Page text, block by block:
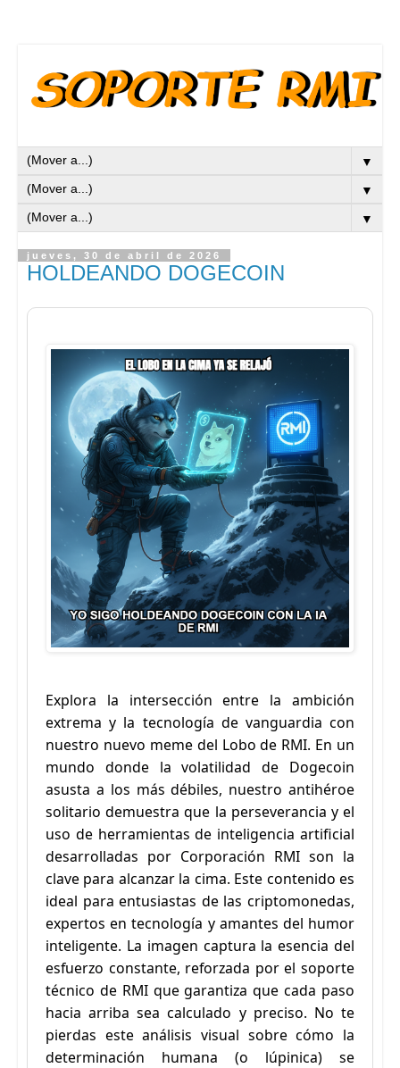
▼
▼
▼
jueves, 30 de abril de 2026
HOLDEANDO DOGECOIN
Explora la intersección entre la ambición
extrema y la tecnología de vanguardia con
nuestro nuevo meme del Lobo de RMI. En un
mundo donde la volatilidad de Dogecoin
asusta a los más débiles, nuestro antihéroe
solitario demuestra que la perseverancia y el
uso de herramientas de inteligencia artificial
desarrolladas por Corporación RMI son la
clave para alcanzar la cima. Este contenido es
ideal para entusiastas de las criptomonedas,
expertos en tecnología y amantes del humor
inteligente. La imagen captura la esencia del
esfuerzo constante, reforzada por el soporte
técnico de RMI que garantiza que cada paso
hacia arriba sea calculado y preciso. No te
pierdas este análisis visual sobre cómo la
determinación humana (o lúpinica) se